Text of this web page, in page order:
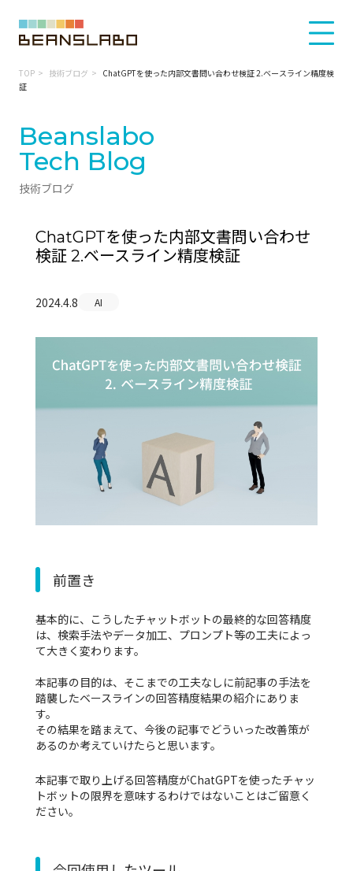
TOP 技術ブログ
ChatGPTを使った内部文書問い合わせ検証 2.ベースライン精度検
証
Beanslabo
Tech Blog
技術ブログ
ChatGPTを使った内部文書問い合わせ
検証 2.ベースライン精度検証
2024.4.8 AI
前置き
基本的に、こうしたチャットボットの最終的な回答精度
は、検索手法やデータ加工、プロンプト等の工夫によっ
て大きく変わります。
本記事の目的は、そこまでの工夫なしに前記事の手法を
踏襲したベースラインの回答精度結果の紹介にありま
す。
その結果を踏まえて、今後の記事でどういった改善策が
あるのか考えていけたらと思います。
本記事で取り上げる回答精度がChatGPTを使ったチャッ
トボットの限界を意味するわけではないことはご留意く
ださい。